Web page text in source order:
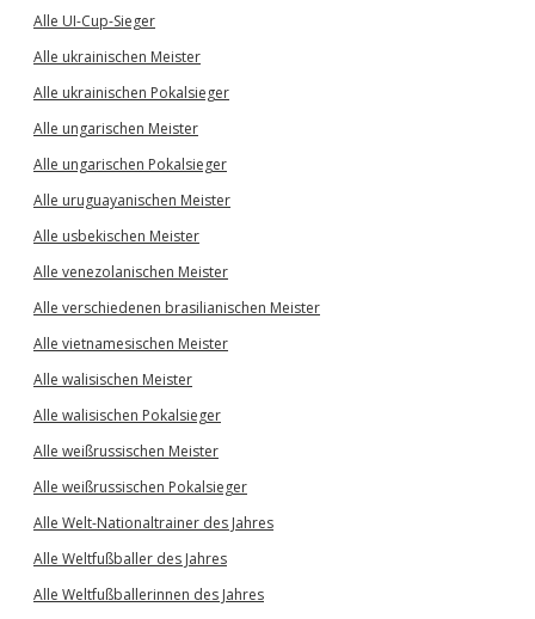
Alle UI-Cup-Sieger
Alle ukrainischen Meister
Alle ukrainischen Pokalsieger
Alle ungarischen Meister
Alle ungarischen Pokalsieger
Alle uruguayanischen Meister
Alle usbekischen Meister
Alle venezolanischen Meister
Alle verschiedenen brasilianischen Meister
Alle vietnamesischen Meister
Alle walisischen Meister
Alle walisischen Pokalsieger
Alle weißrussischen Meister
Alle weißrussischen Pokalsieger
Alle Welt-Nationaltrainer des Jahres
Alle Weltfußballer des Jahres
Alle Weltfußballerinnen des Jahres